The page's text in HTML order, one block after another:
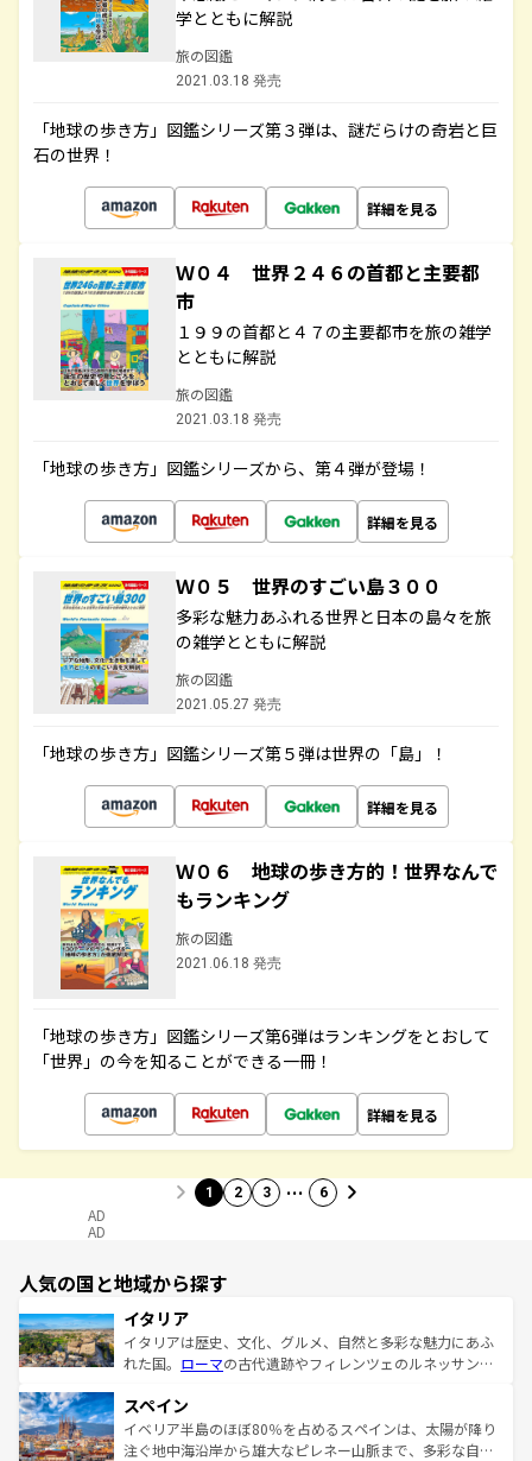
学とともに解説
旅の図鑑
2021.03.18 発売
「地球の歩き方」図鑑シリーズ第３弾は、謎だらけの奇岩と巨
石の世界！
詳細を見る
Ｗ０４ 世界２４６の首都と主要都
市
１９９の首都と４７の主要都市を旅の雑学
とともに解説
旅の図鑑
2021.03.18 発売
「地球の歩き方」図鑑シリーズから、第４弾が登場！
詳細を見る
Ｗ０５ 世界のすごい島３００
多彩な魅力あふれる世界と日本の島々を旅
の雑学とともに解説
旅の図鑑
2021.05.27 発売
「地球の歩き方」図鑑シリーズ第５弾は世界の「島」！
詳細を見る
Ｗ０６ 地球の歩き方的！世界なんで
もランキング
旅の図鑑
2021.06.18 発売
「地球の歩き方」図鑑シリーズ第6弾はランキングをとおして
「世界」の今を知ることができる一冊！
詳細を見る
1 2 3 … 6
AD
AD
人気の国と地域から探す
イタリア
イタリアは歴史、文化、グルメ、自然と多彩な魅力にあふ
れた国。 ローマの古代遺跡やフィレンツェのルネッサンス
ろん、トスカーナの美しい田園風景やアマルフィ海岸の絶
景など、自然景観も見逃せない。観光の合間には、本場の
ピザやパスタなど、絶品のイタリア料理を堪能することも
スペイン
イベリア半島のほぼ80％を占めるスペインは、太陽が降り
注ぐ地中海沿岸から雄大なピレネー山脈まで、多彩な自然